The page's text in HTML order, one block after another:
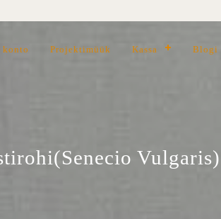
Projektimüük Kassa Blogi
Vulgaris)